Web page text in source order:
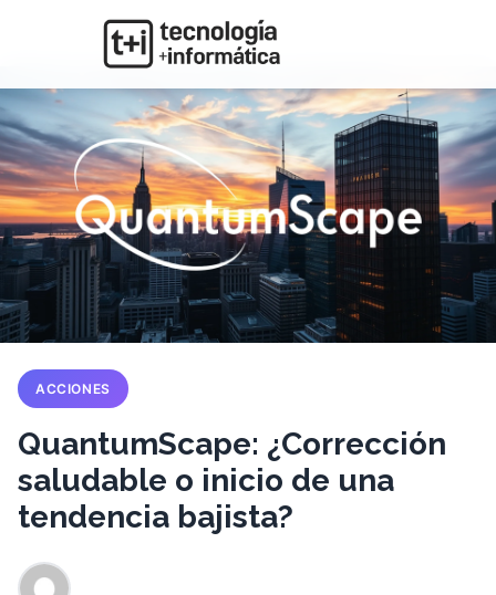
ACCIONES
QuantumScape: ¿Corrección
saludable o inicio de una
tendencia bajista?